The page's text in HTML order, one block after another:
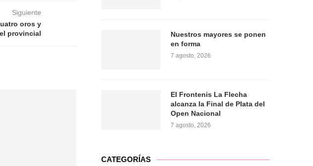
Siguiente
oros y
provincial
Nuestros mayores se ponen
en forma
7 agosto, 2026
El Frontenis La Flecha
alcanza la Final de Plata del
Open Nacional
7 agosto, 2026
CATEGORÍAS